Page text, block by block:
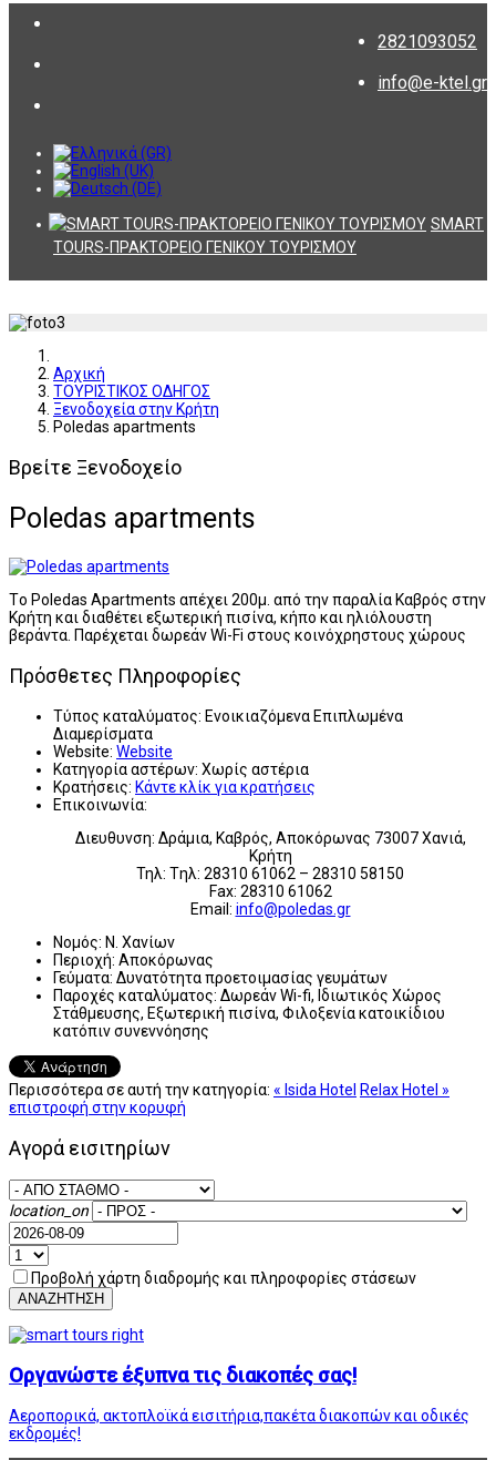
2821093052
info@e-ktel.gr
SMART
TOURS-ΠΡΑΚΤΟΡΕΙΟ ΓΕΝΙΚΟΥ ΤΟΥΡΙΣΜΟΥ
Αρχική
ΤΟΥΡΙΣΤΙΚΟΣ ΟΔΗΓΟΣ
Ξενοδοχεία στην Κρήτη
Poledas apartments
Βρείτε Ξενοδοχείο
Poledas apartments
Tο Poledas Apartments απέχει 200μ. από την παραλία Καβρός στην
Κρήτη και διαθέτει εξωτερική πισίνα, κήπο και ηλιόλουστη
βεράντα. Παρέχεται δωρεάν Wi-Fi στους κοινόχρηστους χώρους
Πρόσθετες Πληροφορίες
Τύπος καταλύματος: Ενοικιαζόμενα Επιπλωμένα
Διαμερίσματα
Website: Website
Κατηγορία αστέρων: Χωρίς αστέρια
Κρατήσεις: Κάντε κλίκ για κρατήσεις
Επικοινωνία:
Διευθυνση: Δράμια, Καβρός, Αποκόρωνας 73007 Χανιά,
Κρήτη
Τηλ: Tηλ: 28310 61062 – 28310 58150
Fax: 28310 61062
Email: info@poledas.gr
Νομός: Ν. Χανίων
Περιοχή: Αποκόρωνας
Γεύματα: Δυνατότητα προετοιμασίας γευμάτων
Παροχές καταλύματος: Δωρεάν Wi-fi, Ιδιωτικός Χώρος
Στάθμευσης, Εξωτερική πισίνα, Φιλοξενία κατοικίδιου
κατόπιν συνεννόησης
Περισσότερα σε αυτή την κατηγορία: « Isida Hotel Relax Hotel »
επιστροφή στην κορυφή
Αγορά εισιτηρίων
location_on
Προβολή χάρτη διαδρομής και πληροφορίες στάσεων
ΑΝΑΖΗΤΗΣΗ
Οργανώστε έξυπνα τις διακοπές σας!
Αεροπορικά, ακτοπλοϊκά εισιτήρια,πακέτα διακοπών και οδικές
εκδρομές!